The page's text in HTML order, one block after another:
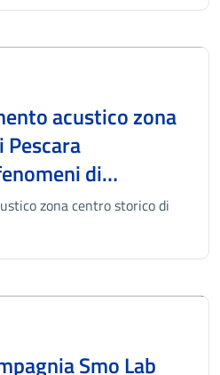
acustico zona
di
95,
Abruzzo
zona centro storico di
Smo Lab